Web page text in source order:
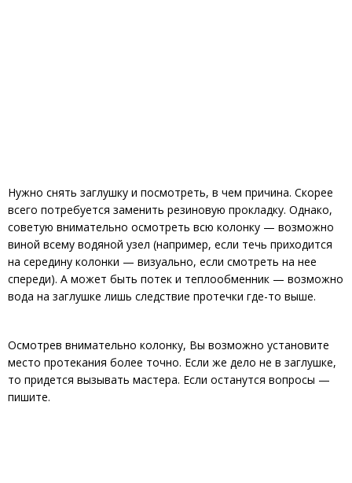
Нужно снять заглушку и посмотреть, в чем причина. Скорее
всего потребуется заменить резиновую прокладку. Однако,
советую внимательно осмотреть всю колонку — возможно
виной всему водяной узел (например, если течь приходится
на середину колонки — визуально, если смотреть на нее
спереди). А может быть потек и теплообменник — возможно
вода на заглушке лишь следствие протечки где-то выше.
Осмотрев внимательно колонку, Вы возможно установите
место протекания более точно. Если же дело не в заглушке,
то придется вызывать мастера. Если останутся вопросы —
пишите.